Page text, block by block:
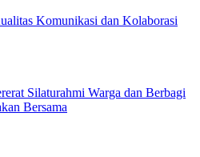
Komunikasi dan Kolaborasi
Silaturahmi Warga dan Berbagi
Bersama